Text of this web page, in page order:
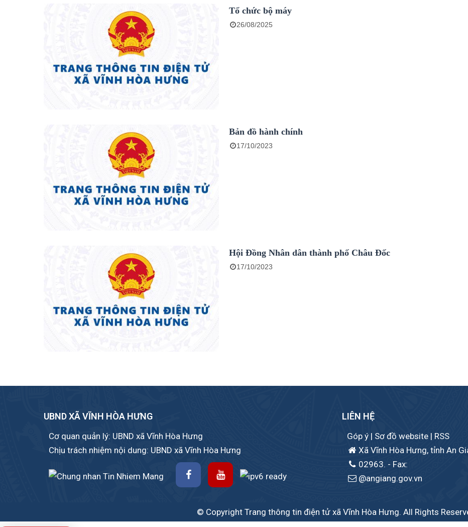
Tổ chức bộ máy
26/08/2025
Bản đồ hành chính
17/10/2023
Hội Đồng Nhân dân thành phố Châu Đốc
17/10/2023
UBND XÃ VĨNH HÒA HƯNG
Cơ quan quản lý: UBND xã Vĩnh Hòa Hưng
Chịu trách nhiệm nội dung: UBND xã Vĩnh Hòa Hưng
LIÊN HỆ
Góp ý | Sơ đồ website | RSS
Xã Vĩnh Hòa Hưng, tỉnh An
02963. - Fax:
@angiang.gov.vn
© Copyright Trang thông tin điện tử xã Vĩnh Hòa Hưng. All Rights